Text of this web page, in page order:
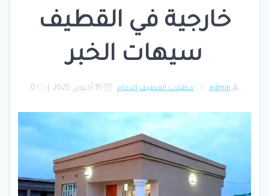
خارجية في القطيف
سيهات الخبر
admin مظلات القطيف الدمام 15 أكتوبر، 2025 0